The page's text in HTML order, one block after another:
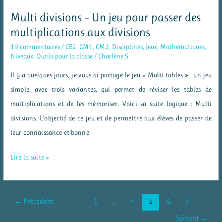
problèmes
Multi divisions – Un jeu pour passer des
multiplications aux divisions
19 commentaires / CE2 CM1 CM2 Disciplines Jeux Mathématiques
Niveaux Outils pour la classe / Charlène S
Il y a quelques jours, je vous ai partagé le jeu « Multi tables » : un jeu
simple, avec trois variantes, qui permet de réviser les tables de
multiplications et de les mémoriser. Voici sa suite logique : Multi
divisions. L’objectif de ce jeu et de permettre aux élèves de passer de
leur connaissance et bonne
Multi
Lire la suite »
← Précédent 1 … 4 5 6 7
Suivant →